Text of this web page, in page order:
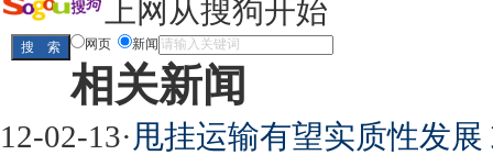
上网从搜狗开始
网页 新闻
相关新闻
12-02-13·甩挂运输有望实质性发